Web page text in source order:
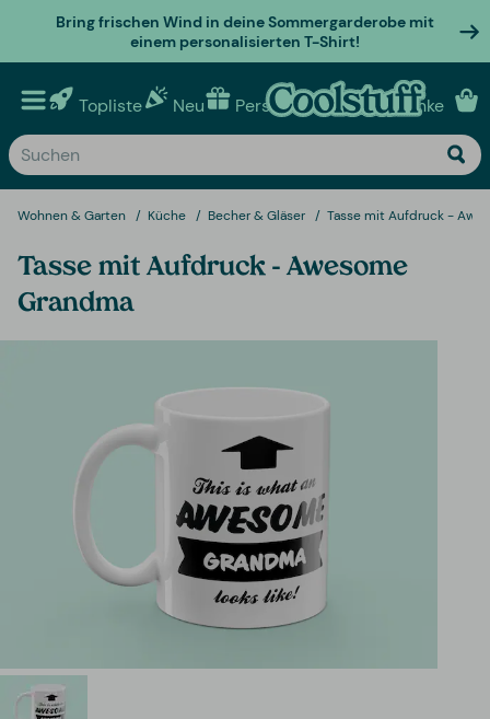
Bring frischen Wind in deine Sommergarderobe mit
einem personalisierten T-Shirt!
Topliste Neu Personalisierte geschenke
Wohnen & Garten Küche Becher & Gläser Tasse mit Aufdruck -
Tasse mit Aufdruck - Awesome
Grandma